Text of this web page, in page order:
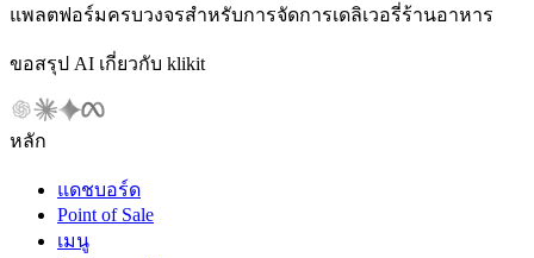
แพลตฟอร์มครบวงจรสำหรับการจัดการเดลิเวอรี่ร้านอาหาร
ขอสรุป AI เกี่ยวกับ klikit
หลัก
แดชบอร์ด
Point of Sale
เมนู